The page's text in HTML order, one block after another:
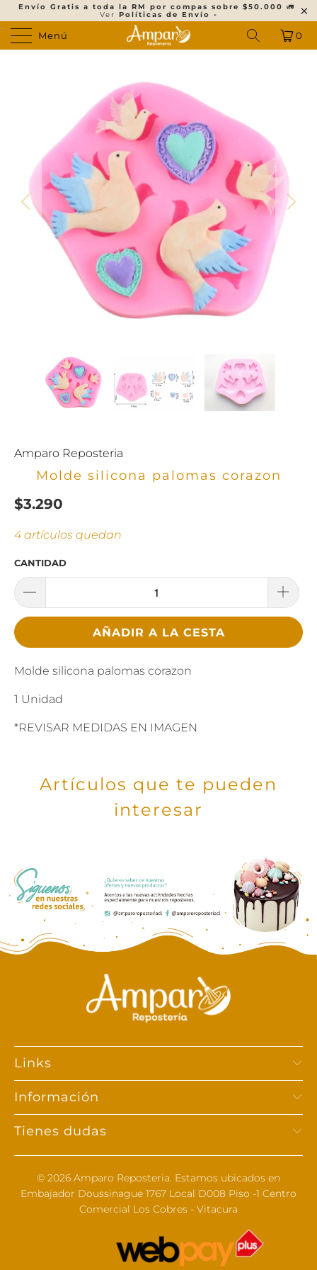
Envío Gratis a toda la RM por compas sobre $50.000 🚛
Ver Políticas de Envío -
Menú 0
Amparo Reposteria
Molde silicona palomas corazon
$3.290
4 artículos quedan
CANTIDAD
AÑADIR A LA CESTA
Molde silicona palomas corazon
1 Unidad
*REVISAR MEDIDAS EN IMAGEN
Artículos que te pueden
interesar
Links
Información
Tienes dudas
© 2026 Amparo Reposteria. Estamos ubicados en
Embajador Doussinague 1767 Local D008 Piso -1 Centro
Comercial Los Cobres - Vitacura